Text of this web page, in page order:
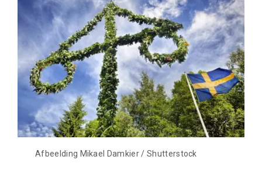
Afbeelding Mikael Damkier / Shutterstock